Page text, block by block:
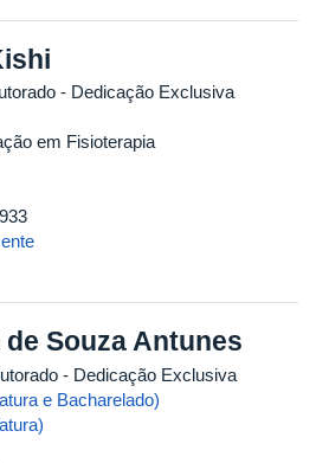
- Dedicação Exclusiva
em Fisioterapia
Souza Antunes
- Dedicação Exclusiva
e Bacharelado)